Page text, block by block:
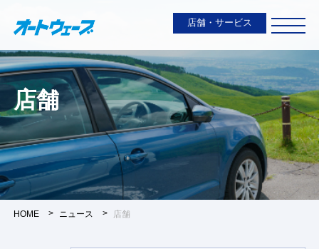
店舗・サービス
店舗
HOME ニュース 店舗